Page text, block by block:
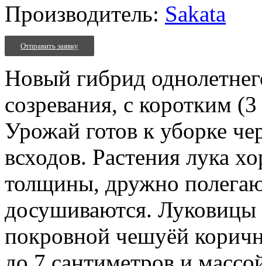
Производитель: Sakata
Отправить заявку
Новый гибрид
созревания, с коротким
Урожай готов к уборке
всходов. Растения лука
толщины, дружно
досушиваются.
покровной чешуёй